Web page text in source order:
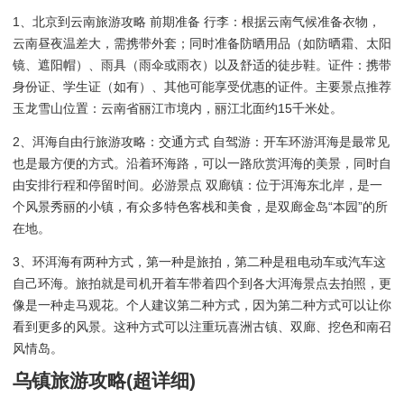
1、北京到云南旅游攻略 前期准备 行李：根据云南气候准备衣物，
云南昼夜温差大，需携带外套；同时准备防晒用品（如防晒霜、太阳
镜、遮阳帽）、雨具（雨伞或雨衣）以及舒适的徒步鞋。证件：携带
身份证、学生证（如有）、其他可能享受优惠的证件。主要景点推荐
玉龙雪山位置：云南省丽江市境内，丽江北面约15千米处。
2、洱海自由行旅游攻略：交通方式 自驾游：开车环游洱海是最常见
也是最方便的方式。沿着环海路，可以一路欣赏洱海的美景，同时自
由安排行程和停留时间。必游景点 双廊镇：位于洱海东北岸，是一
个风景秀丽的小镇，有众多特色客栈和美食，是双廊金岛“本园”的所
在地。
3、环洱海有两种方式，第一种是旅拍，第二种是租电动车或汽车这
自己环海。旅拍就是司机开着车带着四个到各大洱海景点去拍照，更
像是一种走马观花。个人建议第二种方式，因为第二种方式可以让你
看到更多的风景。这种方式可以注重玩喜洲古镇、双廊、挖色和南召
风情岛。
乌镇旅游攻略(超详细)